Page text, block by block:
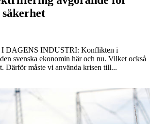
DAGENS INDUSTRI: Konflikten i
svenska ekonomin här och nu. Vilket också
Därför måste vi använda krisen till...